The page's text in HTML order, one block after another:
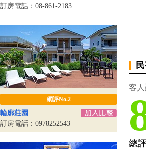
訂房電話：08-861-2183
網評No.2
輪廓莊園
訂房電話：0978252543
客
總